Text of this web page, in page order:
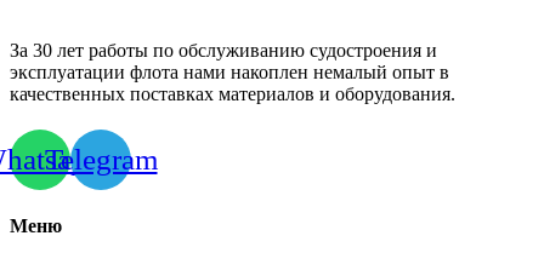
За 30 лет работы по обслуживанию судостроения и
эксплуатации флота нами накоплен немалый опыт в
качественных поставках материалов и оборудования.
Telegram
Меню